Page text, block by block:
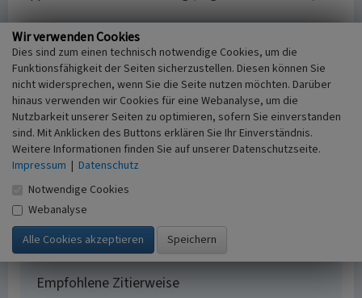
Treideldorf Krudenburg
Schlagwörter
Rittergut Ortskern Schiffmühle Dorfkern
Wasserburg
Fachsicht(en)
Kulturlandschaftspflege
Erfassungsmaßstab
i.d.R. 1:5.000 (größer als 1:20.000)
Erfassungsmethode
keine Angabe
Empfohlene Zitierweise
Wir verwenden Cookies
Dies sind zum einen technisch notwendige Cookies, um die
Funktionsfähigkeit der Seiten sicherzustellen. Diesen können Sie
nicht widersprechen, wenn Sie die Seite nutzen möchten. Darüber
hinaus verwenden wir Cookies für eine Webanalyse, um die
Nutzbarkeit unserer Seiten zu optimieren, sofern Sie einverstanden
sind. Mit Anklicken des Buttons erklären Sie Ihr Einverständnis.
Weitere Informationen finden Sie auf unserer Datenschutzseite.
Impressum | Datenschutz
Notwendige Cookies
Webanalyse